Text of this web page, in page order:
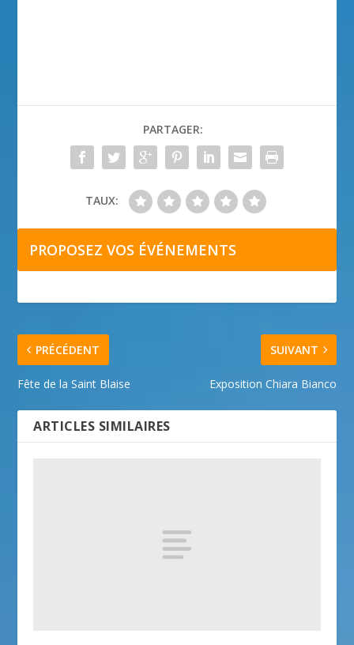
PARTAGER:
TAUX:
PROPOSEZ VOS ÉVÉNEMENTS
PRÉCÉDENT
Fête de la Saint Blaise
SUIVANT
Exposition Chiara Bianco
ARTICLES SIMILAIRES